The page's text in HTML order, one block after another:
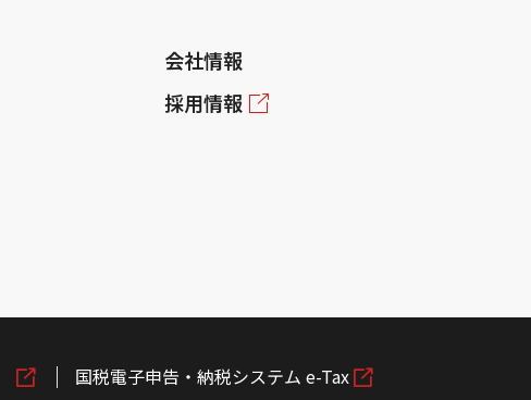
会社情報
採用情報
国税電子申告・納税システム e-Tax